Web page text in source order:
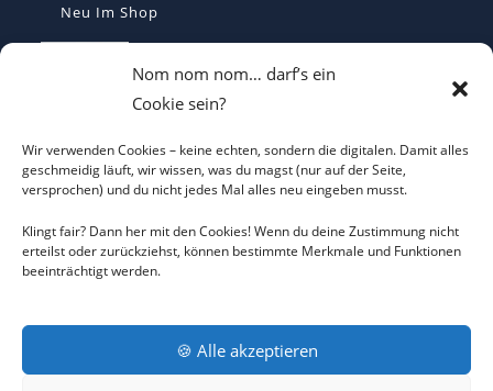
Nom nom nom… darf’s ein
Cookie sein?
Wir verwenden Cookies – keine echten, sondern die digitalen. Damit alles
geschmeidig läuft, wir wissen, was du magst (nur auf der Seite,
versprochen) und du nicht jedes Mal alles neu eingeben musst.
Klingt fair? Dann her mit den Cookies! Wenn du deine Zustimmung nicht
erteilst oder zurückziehst, können bestimmte Merkmale und Funktionen
beeinträchtigt werden.
🍪 Alle akzeptieren
Neu Im Shop
Bestickte Statement-Kappe
€29,90
Make Belgium Great Again Pet - Bestickte
Cap
Make Greece Great Again καπέλο -
€29,90